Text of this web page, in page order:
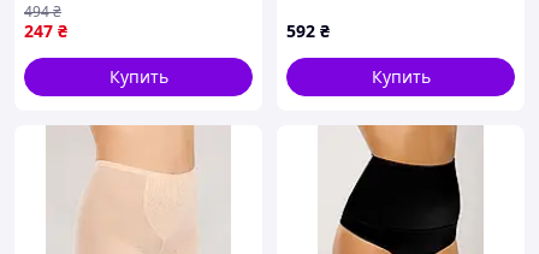
комфортный
поддерживающий в
наборе 3 шт
247 ₴
494₴
Купить
592 ₴
Купить